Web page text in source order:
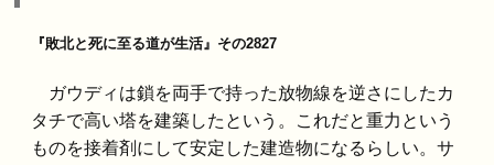
『敗北と死に至る道が生活』その2827
ガウディは鎖を両手で持った放物線を逆さにしたカ
タチで高い塔を建築したという。これだと重力という
ものを接着剤にして安定した建造物になるらしい。サ